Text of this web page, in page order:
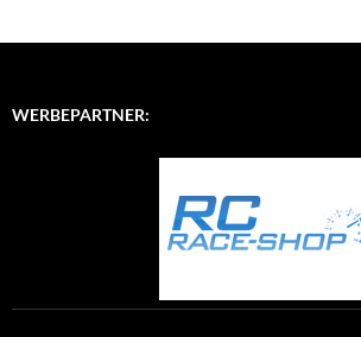
WERBEPARTNER: